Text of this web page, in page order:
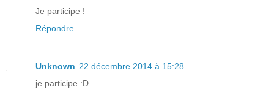
Je participe !
Répondre
Unknown 22 décembre 2014 à 15:28
je participe :D